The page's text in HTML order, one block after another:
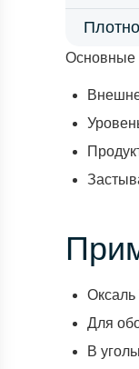
Основные
Оксаль
Для
В